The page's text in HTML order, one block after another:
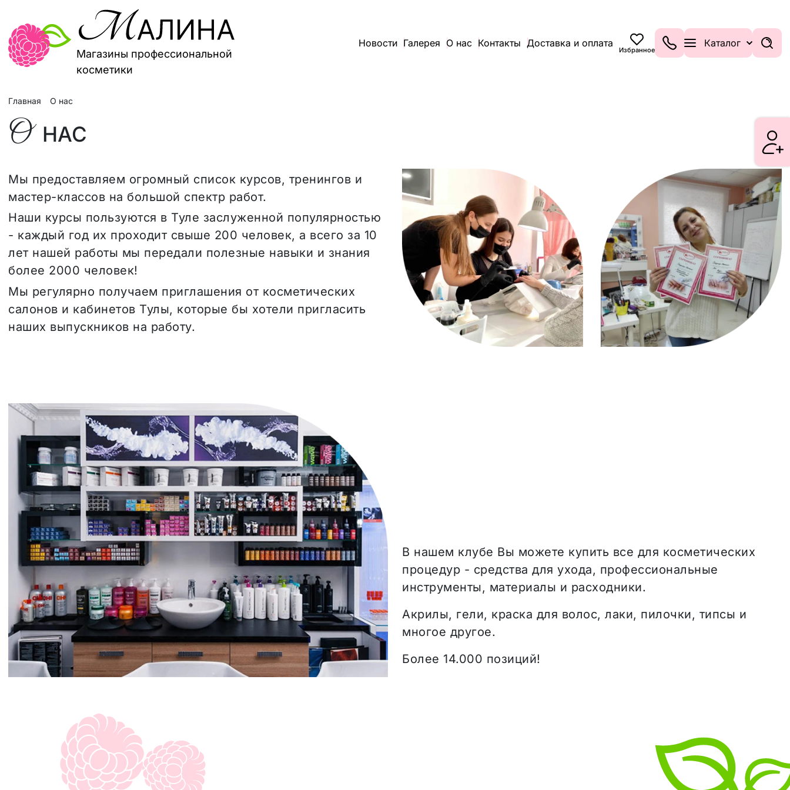
Магазины профессиональной
косметики
Новости Галерея О нас Контакты Доставка и оплата
Избранное
Каталог
Главная О нас
О НАС
Мы предоставляем огромный список курсов, тренингов и
мастер-классов на большой спектр работ.
Наши курсы пользуются в Туле заслуженной популярностью
- каждый год их проходит свыше 200 человек, а всего за 10
лет нашей работы мы передали полезные навыки и знания
более 2000 человек!
Мы регулярно получаем приглашения от косметических
салонов и кабинетов Тулы, которые бы хотели пригласить
наших выпускников на работу.
В нашем клубе Вы можете купить все для косметических
процедур - средства для ухода, профессиональные
инструменты, материалы и расходники.
Акрилы, гели, краска для волос, лаки, пилочки, типсы и
многое другое.
Более 14.000 позиций!